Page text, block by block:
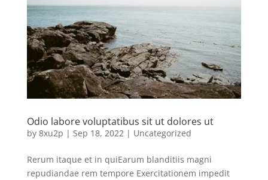
Odio labore voluptatibus sit ut dolores ut
by 8xu2p | Sep 18, 2022| Uncategorized
Rerum itaque et in quiEarum blanditiis magni
repudiandae rem tempore Exercitationem impedit